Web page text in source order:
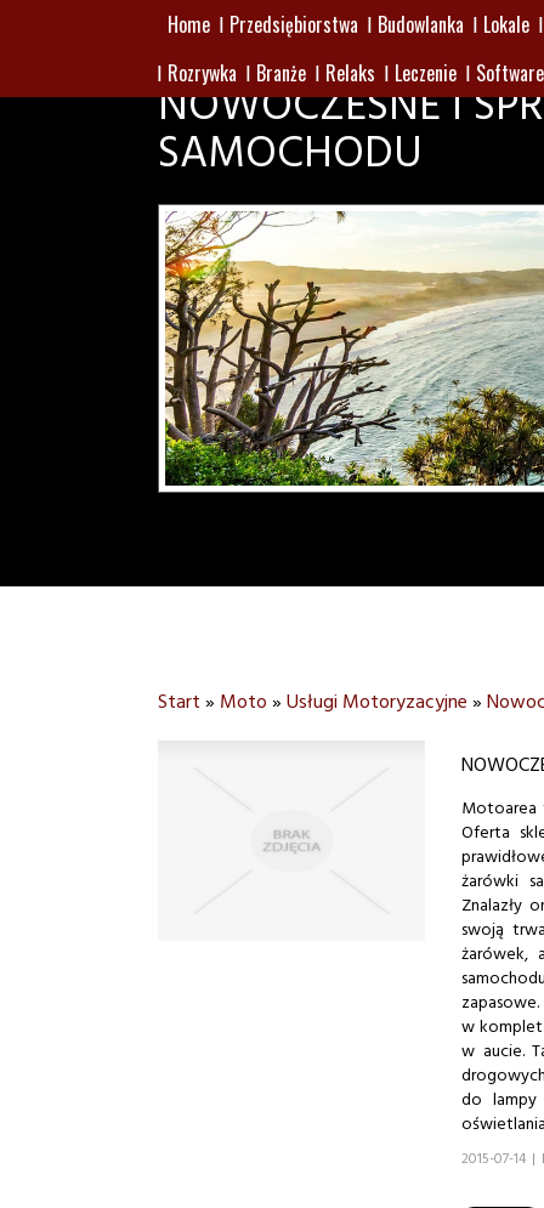
Home Przedsiębiorstwa Budowlanka
Lokale
Rozrywka
Branże Relaks Leczenie Software
NOWOCZESNE I
SAMOCHODU
Start» Moto»Usługi Motoryzacyjne»
Motoarea
Oferta
żarówki
Znalazły
swoją
żarówek,
w
w aucie.
do lampy
2015-07-14 |